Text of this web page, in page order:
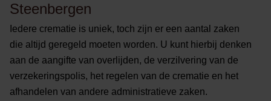
Steenbergen
Iedere crematie is uniek, toch zijn er een aantal zaken
die altijd geregeld moeten worden. U kunt hierbij denken
aan de aangifte van overlijden, de verzilvering van de
verzekeringspolis, het regelen van de crematie en het
afhandelen van andere administratieve zaken.